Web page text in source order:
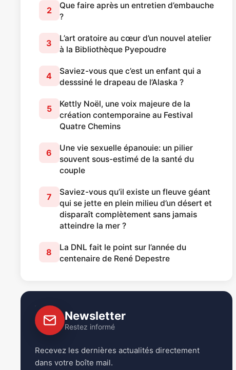
2
Que faire après un entretien d’embauche
?
3
L’art oratoire au cœur d’un nouvel atelier
à la Bibliothèque Pyepoudre
4
Saviez-vous que c’est un enfant qui a
desssiné le drapeau de l’Alaska ?
5
Kettly Noël, une voix majeure de la
création contemporaine au Festival
Quatre Chemins
6
Une vie sexuelle épanouie: un pilier
souvent sous-estimé de la santé du
couple
7
Saviez-vous qu’il existe un fleuve géant
qui se jette en plein milieu d’un désert et
disparaît complètement sans jamais
atteindre la mer ?
8
La DNL fait le point sur l’année du
centenaire de René Depestre
Newsletter
Restez informé
Recevez les dernières actualités directement
dans votre boîte mail.